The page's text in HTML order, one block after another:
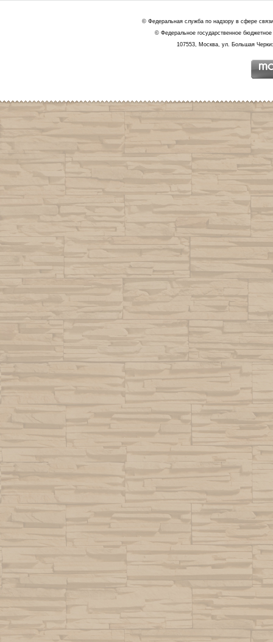
© Федеральная служба по надзору в сфере
© Федеральное государственное
107553, Москва, ул. Большая